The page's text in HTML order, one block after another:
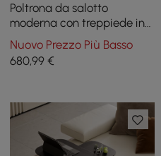
Poltrona da salotto
moderna con treppiede in
pelle nera (set di 2) con lato
singolo in noce
Nuovo Prezzo Più Basso
680,99 €